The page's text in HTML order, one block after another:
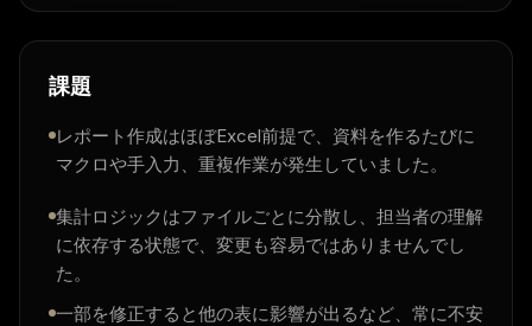
課題
レポート作成はほぼExcel前提で、資料を作るたびに
マクロや手入力、重複作業が発生していました。
集計ロジックはファイルごとに分散し、担当者の理解
に依存する状態で、変更も容易ではありませんでし
た。
一部を修正すると他の表に影響が出るなど、常に不安